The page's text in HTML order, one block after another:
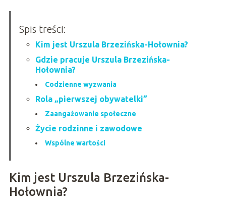
Spis treści:
Kim jest Urszula Brzezińska-Hołownia?
Gdzie pracuje Urszula Brzezińska-
Hołownia?
Codzienne wyzwania
Rola „pierwszej obywatelki”
Zaangażowanie społeczne
Życie rodzinne i zawodowe
Wspólne wartości
Kim jest Urszula Brzezińska-
Hołownia?